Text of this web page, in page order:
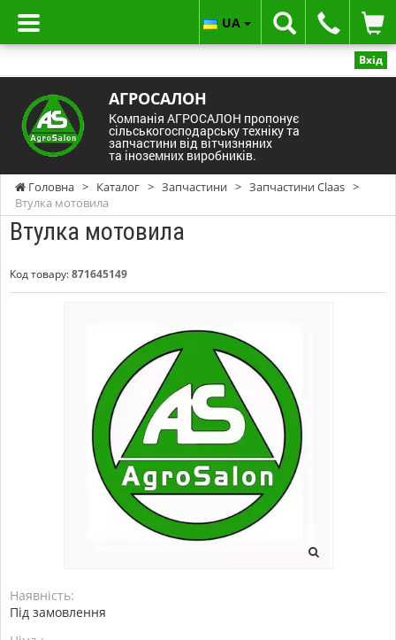
Вхід
АГРОСАЛОН
Компанія АГРОСАЛОН пропонує
сільськогосподарську техніку та
запчастини від вітчизняних
та іноземних виробників.
UA
Головна > Каталог > Запчастини > Запчастини Claas >
Втулка мотовила
Втулка мотовила
Код товару:871645149
Наявність:
Під замовлення